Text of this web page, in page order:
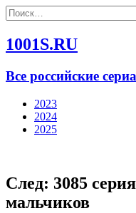
Найти:
1001S.RU
Все российские
2023
2024
2025
След: 3085
мальчиков